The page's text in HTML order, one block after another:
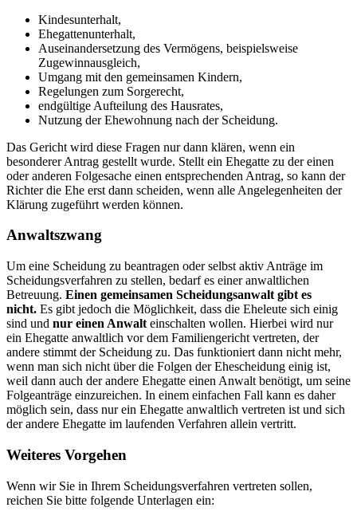
Kindesunterhalt,
Ehegattenunterhalt,
Auseinandersetzung des Vermögens, beispielsweise
Zugewinnausgleich,
Umgang mit den gemeinsamen Kindern,
Regelungen zum Sorgerecht,
endgültige Aufteilung des Hausrates,
Nutzung der Ehewohnung nach der Scheidung.
Das Gericht wird diese Fragen nur dann klären, wenn ein
besonderer Antrag gestellt wurde. Stellt ein Ehegatte zu der einen
oder anderen Folgesache einen entsprechenden Antrag, so kann der
Richter die Ehe erst dann scheiden, wenn alle Angelegenheiten der
Klärung zugeführt werden können.
Anwaltszwang
Um eine Scheidung zu beantragen oder selbst aktiv Anträge im
Scheidungsverfahren zu stellen, bedarf es einer anwaltlichen
Betreuung. Einen gemeinsamen Scheidungsanwalt gibt es
nicht. Es gibt jedoch die Möglichkeit, dass die Eheleute sich einig
sind und nur einen Anwalt einschalten wollen. Hierbei wird nur
ein Ehegatte anwaltlich vor dem Familiengericht vertreten, der
andere stimmt der Scheidung zu. Das funktioniert dann nicht mehr,
wenn man sich nicht über die Folgen der Ehescheidung einig ist,
weil dann auch der andere Ehegatte einen Anwalt benötigt, um seine
Folgeanträge einzureichen. In einem einfachen Fall kann es daher
möglich sein, dass nur ein Ehegatte anwaltlich vertreten ist und sich
der andere Ehegatte im laufenden Verfahren allein vertritt.
Weiteres Vorgehen
Wenn wir Sie in Ihrem Scheidungsverfahren vertreten sollen,
reichen Sie bitte folgende Unterlagen ein: